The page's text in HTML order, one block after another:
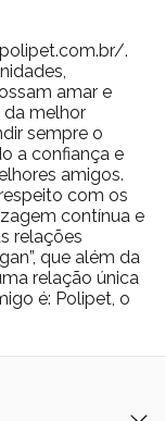
que o tutor
ajuda a evitar
ambiente aquático
por mais
a liberação
aquário.
tartarugas!
importantes no
ou semi-
e
se destaca por ser
Sua fórmula
.
amar e
da melhor
sempre o
a confiança e
amigos.
com os
contínua e
relações
que além da
relação única
é: Polipet, o